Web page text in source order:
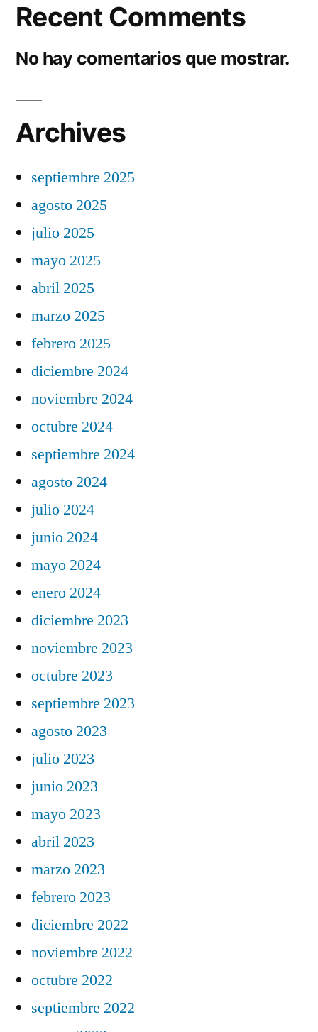
Recent Comments
No hay comentarios que mostrar.
Archives
septiembre 2025
agosto 2025
julio 2025
mayo 2025
abril 2025
marzo 2025
febrero 2025
diciembre 2024
noviembre 2024
octubre 2024
septiembre 2024
agosto 2024
julio 2024
junio 2024
mayo 2024
enero 2024
diciembre 2023
noviembre 2023
octubre 2023
septiembre 2023
agosto 2023
julio 2023
junio 2023
mayo 2023
abril 2023
marzo 2023
febrero 2023
diciembre 2022
noviembre 2022
octubre 2022
septiembre 2022